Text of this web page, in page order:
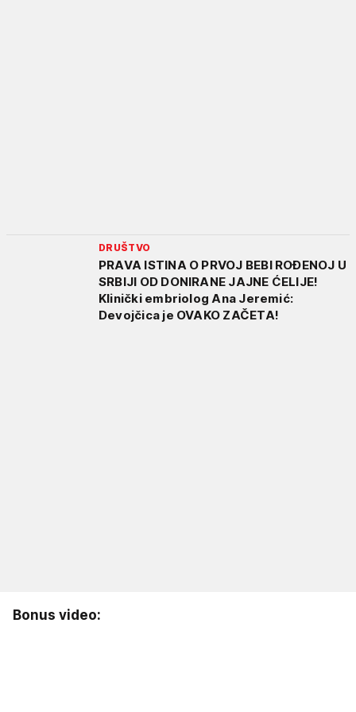
DRUŠTVO
PRAVA ISTINA O PRVOJ BEBI ROĐENOJ U
SRBIJI OD DONIRANE JAJNE ĆELIJE!
Klinički embriolog Ana Jeremić:
Devojčica je OVAKO ZAČETA!
Bonus video: